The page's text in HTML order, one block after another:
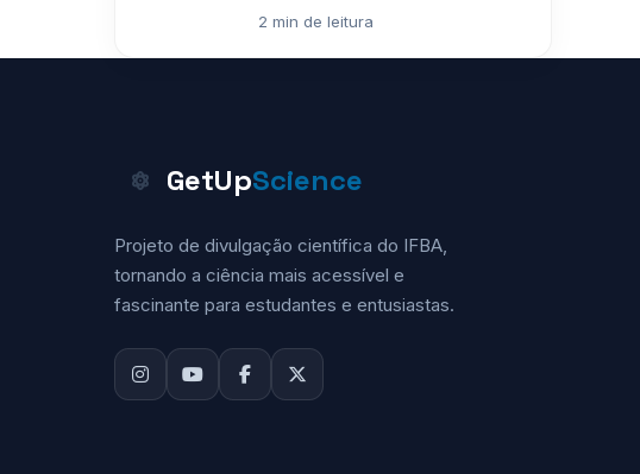
2 min de leitura
GetUpScience
Projeto de divulgação científica do IFBA,
tornando a ciência mais acessível e
fascinante para estudantes e entusiastas.